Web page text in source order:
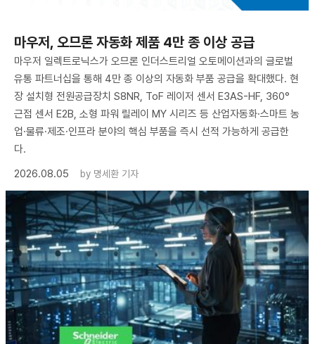
마우저, 오므론 자동화 제품 4만 종 이상 공급
마우저 일렉트로닉스가 오므론 인더스트리얼 오토메이션과의 글로벌
유통 파트너십을 통해 4만 종 이상의 자동화 부품 공급을 확대했다. 현
장 설치형 전원공급장치 S8NR, ToF 레이저 센서 E3AS-HF, 360°
근접 센서 E2B, 소형 파워 릴레이 MY 시리즈 등 산업자동화·스마트 농
업·물류·제조·인프라 분야의 핵심 부품을 즉시 선적 가능하게 공급한
다.
2026.08.05
by 명세환 기자